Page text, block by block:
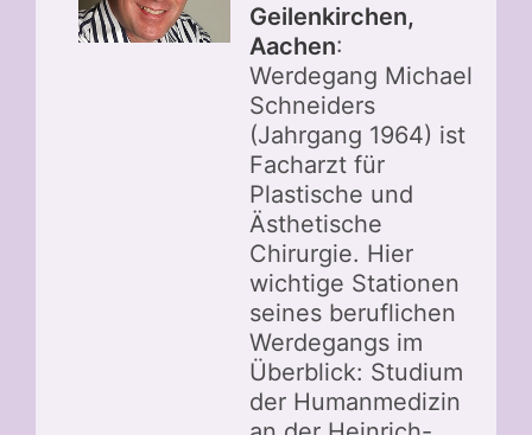
Geilenkirchen,
Aachen:
Werdegang Michael
Schneiders
(Jahrgang 1964) ist
Facharzt für
Plastische und
Ästhetische
Chirurgie. Hier
wichtige Stationen
seines beruflichen
Werdegangs im
Überblick: Studium
der Humanmedizin